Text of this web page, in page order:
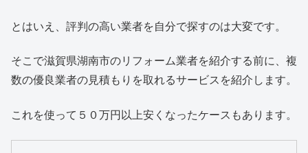
とはいえ、評判の高い業者を自分で探すのは大変です。
そこで滋賀県湖南市のリフォーム業者を紹介する前に、複
数の優良業者の見積もりを取れるサービスを紹介します。
これを使って５０万円以上安くなったケースもあります。